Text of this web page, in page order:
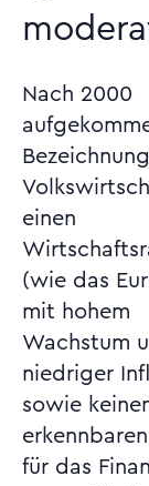
Nach 2000
einen
(wie das
mit hohem
Wachstum
niedriger
sowie
für das
China, Indien) mit
dem
weltweiten
Nachfrage
Rohstoffen
das stabile
Wachstum